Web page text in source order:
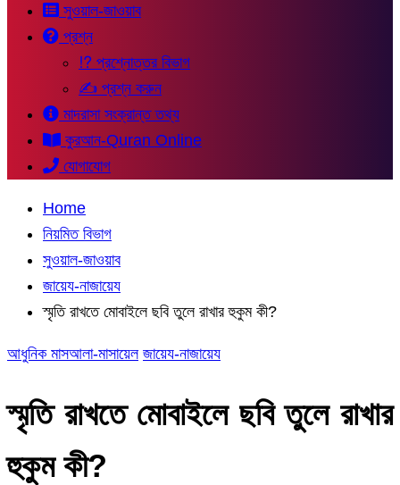
সুওয়াল-জাওয়াব
প্রশ্ন
⁉ প্রশ্নোত্তর বিভাগ
✍ প্রশ্ন করুন
মাদরাসা সংক্রান্ত তথ্য
কুরআন-Quran Online
যোগাযোগ
Home
নিয়মিত বিভাগ
সুওয়াল-জাওয়াব
জায়েয-নাজায়েয
স্মৃতি রাখতে মোবাইলে ছবি তুলে রাখার হুকুম কী?
আধুনিক মাসআলা-মাসায়েল জায়েয-নাজায়েয
স্মৃতি রাখতে মোবাইলে ছবি তুলে রাখার
হুকুম কী?